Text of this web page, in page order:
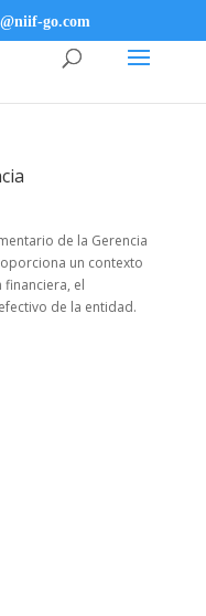
go.com
de la Gerencia
un contexto
el
de la entidad.